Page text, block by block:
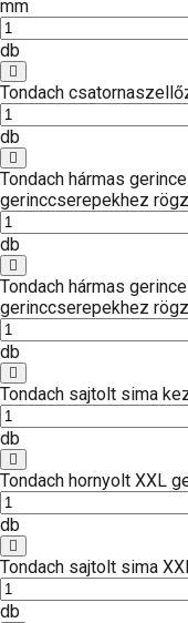
mm
db
Tondach
db
Tondach hármas
gerinccserepekhez
db
Tondach hármas
gerinccserepekhez
db
Tondach sajtolt sima
db
Tondach hornyolt XXL
db
Tondach sajtolt sima
db